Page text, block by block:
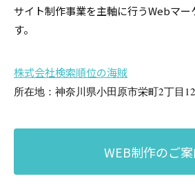
サイト制作事業を主軸に行うWebマー
す。
株式会社検索順位の海賊
所在地：神奈川県小田原市栄町2丁目
WEB制作のご